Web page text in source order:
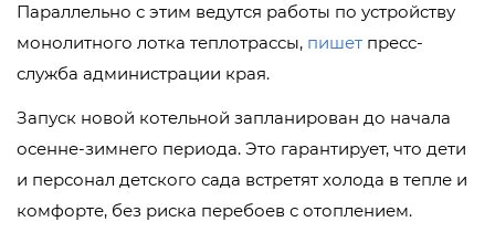
Параллельно с этим ведутся работы по устройству
монолитного лотка теплотрассы, пишет пресс-
служба администрации края.
Запуск новой котельной запланирован до начала
осенне-зимнего периода. Это гарантирует, что дети
и персонал детского сада встретят холода в тепле и
комфорте, без риска перебоев с отоплением.